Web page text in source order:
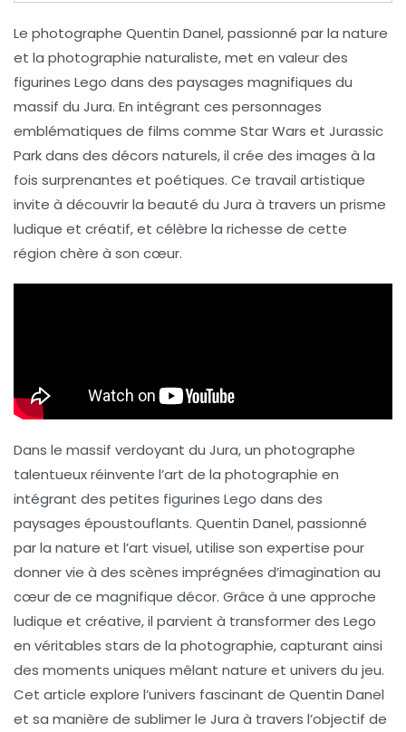
Le photographe Quentin Danel, passionné par la nature
et la photographie naturaliste, met en valeur des
figurines Lego dans des paysages magnifiques du
massif du Jura. En intégrant ces personnages
emblématiques de films comme Star Wars et Jurassic
Parkdans des décors naturels, il crée des images à la
fois surprenantes et poétiques. Ce travail artistique
invite à découvrir la beauté du Jura à travers un prisme
ludique et créatif, et célèbre la richesse de cette
région chère à son cœur.
Dans le massif verdoyant du Jura, un photographe
talentueux réinvente l’art de la photographie en
intégrant des petites figurines Lego dans des
paysages époustouflants. Quentin Danel, passionné
par la nature et l’art visuel, utilise son expertise pour
donner vie à des scènes imprégnées d’imagination au
cœur de ce magnifique décor. Grâce à une approche
ludique et créative, il parvient à transformer des Lego
en véritables stars de la photographie, capturant ainsi
des moments uniques mêlant nature et univers du jeu.
Cet article explore l’univers fascinant de Quentin Danel
et sa manière de sublimer le Jura à travers l’objectif de